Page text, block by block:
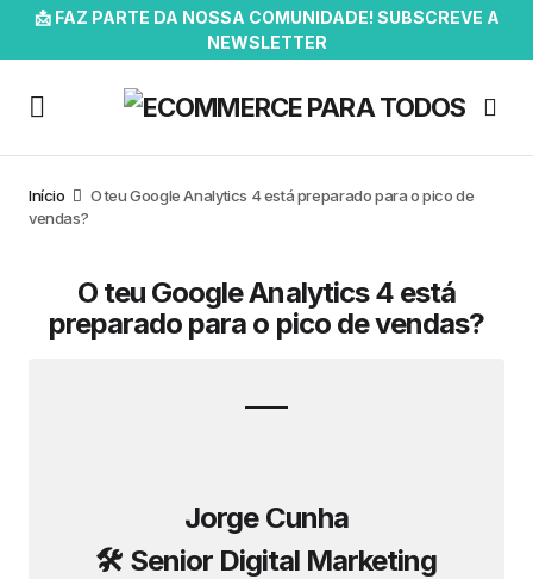
📩 FAZ PARTE DA NOSSA COMUNIDADE! SUBSCREVE A
NEWSLETTER
Início
O teu Google Analytics 4 está preparado para o pico de
vendas?
O teu Google Analytics 4 está
preparado para o pico de vendas?
Jorge Cunha
🛠️ Senior Digital Marketing